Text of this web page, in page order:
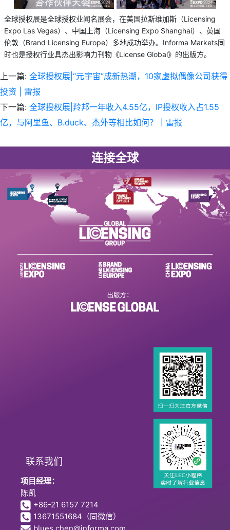
全球授权展是全球授权业闻名展会，在美国拉斯维加斯（Licensing
Expo Las Vegas）、中国上海（Licensing Expo Shanghai）、英国
伦敦（Brand Licensing Europe）多地成功举办。Informa Markets同
时也是授权行业具杰出影响力刊物《License Global》的出版方。
上一篇: 全球授权展|“元宇宙”成新热潮，10家虚拟偶像公司获得
投资 | 雷报
下一篇: 全球授权展|羚邦一年收入4.55亿，IP授权收入占1.55
亿，与阿里鱼、B.duck、杰外等相比如何？｜雷报
连接全球
联系我们
项目经理：
陈凯
+86-21 6157 7214
13671551684 （同微信）
blues.chen@informa.com